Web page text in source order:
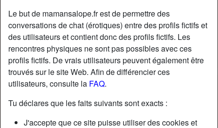
Le but de mamansalope.fr est de permettre des
conversations de chat (érotiques) entre des profils fictifs et
des utilisateurs et contient donc des profils fictifs. Les
rencontres physiques ne sont pas possibles avec ces
profils fictifs. De vrais utilisateurs peuvent également être
trouvés sur le site Web. Afin de différencier ces
utilisateurs, consulte la FAQ.
Tu déclares que les faits suivants sont exacts :
J'accepte que ce site puisse utiliser des cookies et
starAjouter chatDiscuter !
Nickname:
Âge:
43
Département:
Hauts-de-Seine